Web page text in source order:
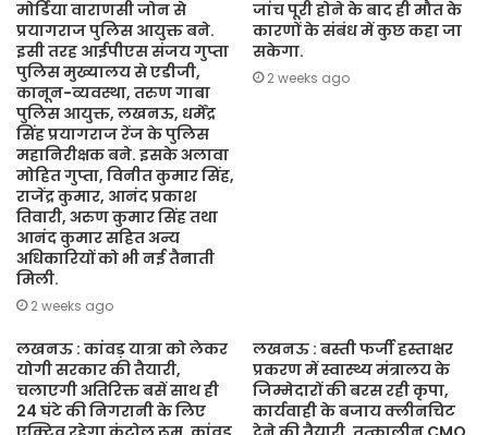
मोर्डिया वाराणसी जोन से
प्रयागराज पुलिस आयुक्त बने.
इसी तरह आईपीएस संजय गुप्ता
पुलिस मुख्यालय से एडीजी,
कानून-व्यवस्था, तरुण गाबा
पुलिस आयुक्त, लखनऊ, धर्मेंद्र
सिंह प्रयागराज रेंज के पुलिस
महानिरीक्षक बने. इसके अलावा
मोहित गुप्ता, विनीत कुमार सिंह,
राजेंद्र कुमार, आनंद प्रकाश
तिवारी, अरुण कुमार सिंह तथा
आनंद कुमार सहित अन्य
अधिकारियों को भी नई तैनाती
मिली.
2 weeks ago
जांच पूरी होने के बाद ही मौत के
कारणों के संबंध में कुछ कहा जा
सकेगा.
2 weeks ago
लखनऊ : कांवड़ यात्रा को लेकर
योगी सरकार की तैयारी,
चलाएगी अतिरिक्त बसें साथ ही
24 घंटे की निगरानी के लिए
लखनऊ : बस्ती फर्जी हस्ताक्षर
प्रकरण में स्वास्थ्य मंत्रालय के
जिम्मेदारों की बरस रही कृपा,
कार्यवाही के बजाय क्लीनचिट